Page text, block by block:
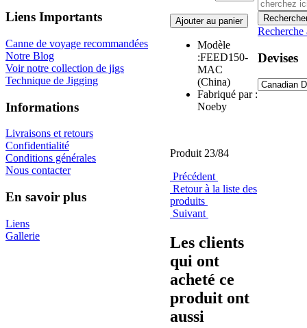
Liens Importants
Canne de voyage recommandées
Notre Blog
Voir notre collection de jigs
Technique de Jigging
Informations
Livraisons et retours
Confidentialité
Conditions générales
Nous contacter
En savoir plus
Liens
Gallerie
Modèle
:FEED150-
MAC
(China)
Fabriqué par :
Noeby
Produit 23/84
Précédent
Retour à la liste des
produits
Suivant
Les clients
qui ont
acheté ce
produit ont
aussi
Recherche
Devises